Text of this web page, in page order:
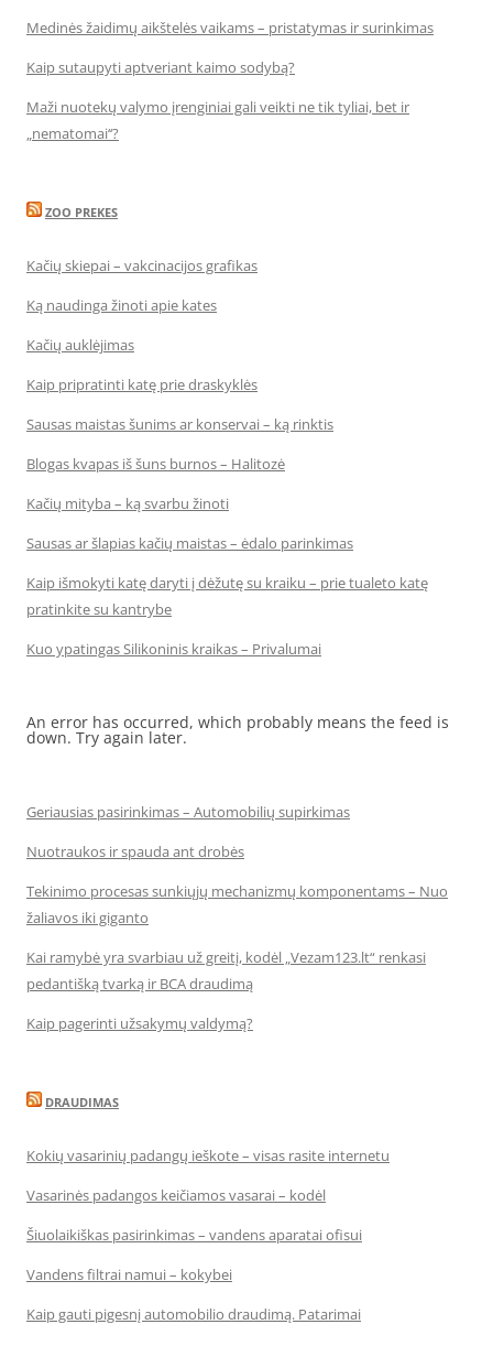
Medinės žaidimų aikštelės vaikams – pristatymas ir surinkimas
Kaip sutaupyti aptveriant kaimo sodybą?
Maži nuotekų valymo įrenginiai gali veikti ne tik tyliai, bet ir
„nematomai‘‘?
ZOO PREKES
Kačių skiepai – vakcinacijos grafikas
Ką naudinga žinoti apie kates
Kačių auklėjimas
Kaip pripratinti katę prie draskyklės
Sausas maistas šunims ar konservai – ką rinktis
Blogas kvapas iš šuns burnos – Halitozė
Kačių mityba – ką svarbu žinoti
Sausas ar šlapias kačių maistas – ėdalo parinkimas
Kaip išmokyti katę daryti į dėžutę su kraiku – prie tualeto katę
pratinkite su kantrybe
Kuo ypatingas Silikoninis kraikas – Privalumai
An error has occurred, which probably means the feed is
down. Try again later.
Geriausias pasirinkimas – Automobilių supirkimas
Nuotraukos ir spauda ant drobės
Tekinimo procesas sunkiųjų mechanizmų komponentams – Nuo
žaliavos iki giganto
Kai ramybė yra svarbiau už greitį, kodėl „Vezam123.lt“ renkasi
pedantišką tvarką ir BCA draudimą
Kaip pagerinti užsakymų valdymą?
DRAUDIMAS
Kokių vasarinių padangų ieškote – visas rasite internetu
Vasarinės padangos keičiamos vasarai – kodėl
Šiuolaikiškas pasirinkimas – vandens aparatai ofisui
Vandens filtrai namui – kokybei
Kaip gauti pigesnį automobilio draudimą. Patarimai